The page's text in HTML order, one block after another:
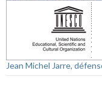
Jean Michel Jarre,